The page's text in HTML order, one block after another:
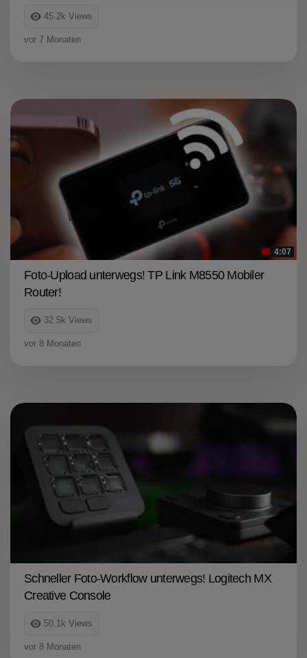
45.2k Views
vor 7 Monaten
4:07
32.5k Views
Foto-Upload unterwegs! TP Link M8550 Mobiler
Router!
vor 8 Monaten
50.1k Views
Schneller Foto-Workflow unterwegs! Logitech MX
Creative Console
vor 8 Monaten